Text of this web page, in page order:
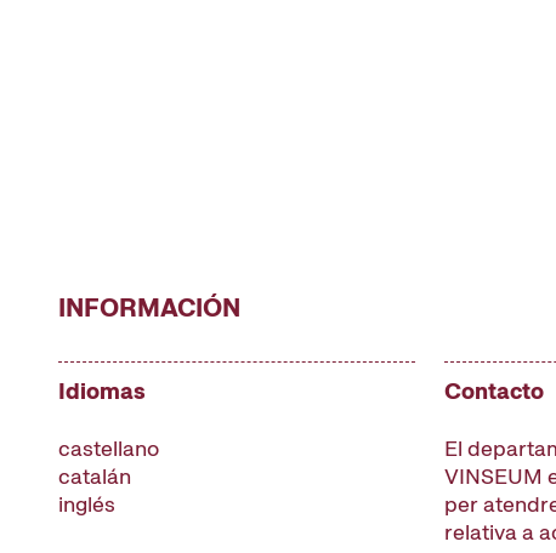
INFORMACIÓN
Idiomas
castellano
catalán
inglés
Contacto
El
VINSEUM
per
relativa a